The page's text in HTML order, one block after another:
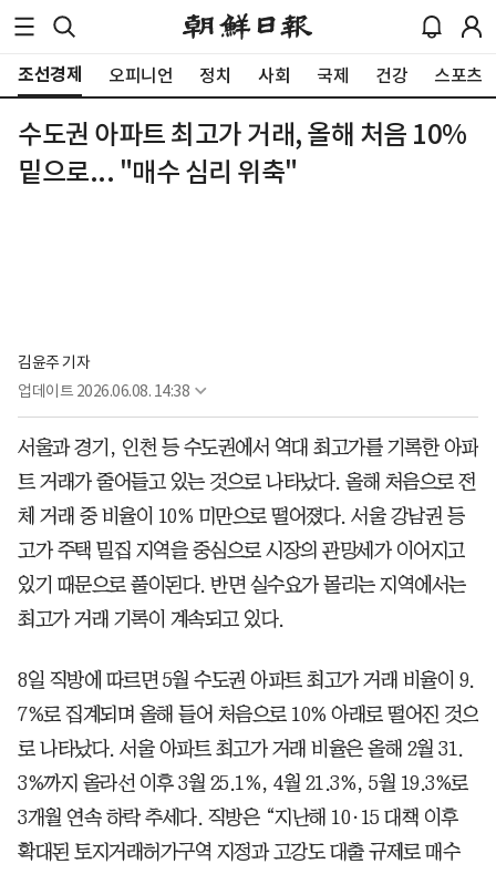
조선경제 오피니언 정치 사회 국제 건강 스포츠
수도권 아파트 최고가 거래, 올해 처음 10%
밑으로... "매수 심리 위축"
김윤주 기자
업데이트 2026.06.08. 14:38
서울과 경기, 인천 등 수도권에서 역대 최고가를 기록한 아파
트 거래가 줄어들고 있는 것으로 나타났다. 올해 처음으로 전
체 거래 중 비율이 10% 미만으로 떨어졌다. 서울 강남권 등
고가 주택 밀집 지역을 중심으로 시장의 관망세가 이어지고
있기 때문으로 풀이된다. 반면 실수요가 몰리는 지역에서는
최고가 거래 기록이 계속되고 있다.
8일 직방에 따르면 5월 수도권 아파트 최고가 거래 비율이 9.
7%로 집계되며 올해 들어 처음으로 10% 아래로 떨어진 것으
로 나타났다. 서울 아파트 최고가 거래 비율은 올해 2월 31.
3%까지 올라선 이후 3월 25.1%, 4월 21.3%, 5월 19.3%로
3개월 연속 하락 추세다. 직방은 “지난해 10·15 대책 이후
확대된 토지거래허가구역 지정과 고강도 대출 규제로 매수